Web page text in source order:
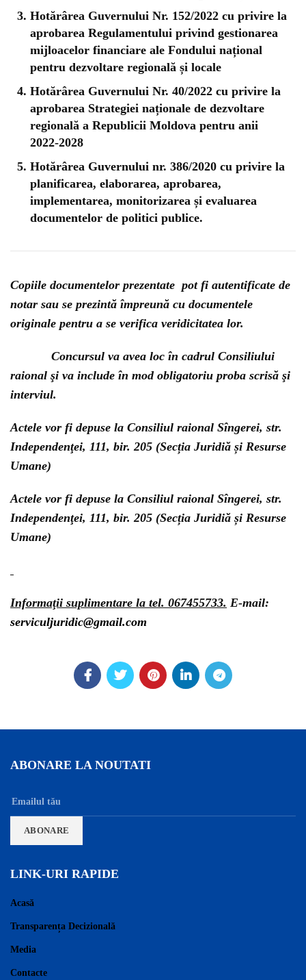
Hotărârea Guvernului Nr. 152/2022 сu privire la
aprobarea Regulamentului privind gestionarea
mijloacelor financiare ale Fondului național
pentru dezvoltare regională și locale
Hotărârea Guvernului Nr. 40/2022 cu privire la
aprobarea Strategiei naționale de dezvoltare
regională a Republicii Moldova pentru anii
2022-2028
Hotărârea Guvernului nr. 386/2020 cu privire la
planificarea, elaborarea, aprobarea,
implementarea, monitorizarea și evaluarea
documentelor de politici publice.
Copiile documentelor prezentate pot fi autentificate de
notar sau se prezintă împreună cu documentele
originale pentru a se verifica veridicitatea lor.
Concursul va avea loc în cadrul Consiliului
raional şi va include în mod obligatoriu proba scrisă şi
interviul.
Actele vor fi depuse la Consiliul raional Sîngerei, str.
Independenţei, 111, bir. 205 (Secția Juridiă și Resurse
Umane)
Actele vor fi depuse la Consiliul raional Sîngerei, str.
Independenţei, 111, bir. 205 (Secția Juridiă și Resurse
Umane)
Informaţii suplimentare la tel. 067455733. E-mail:
serviculjuridic@gmail.com
ABONARE LA NOUTATI
LINK-URI RAPIDE
Acasă
Transparența Decizională
Media
Contacte